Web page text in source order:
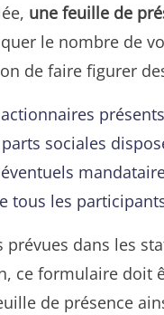
une feuille de
le nombre de
de faire figurer
sociales
tous les
prévues dans les
ce formulaire doit
de présence